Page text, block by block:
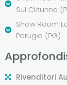
Sul Clitunno
Show Room
Perugia (PG)
Rivenditori